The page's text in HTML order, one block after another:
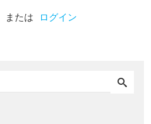
または ログイン